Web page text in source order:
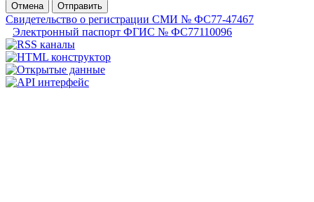
Отмена
Отправить
Свидетельство о регистрации СМИ № ФС77-47467
Электронный паспорт ФГИС № ФС77110096